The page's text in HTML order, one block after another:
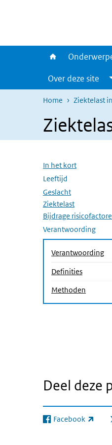
Over deze site
Home Ziektelast
Overslaan menu
In het kort
Leeftijd
Submenu openen
Geslacht
Ziektelast
Bijdrage
Verantwoording
Submenu sluiten
Verantwoording
Definities(Actieve
Methoden
Deel deze
Facebook
(externe link)